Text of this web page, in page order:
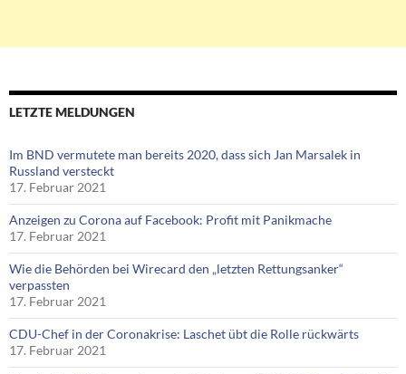
LETZTE MELDUNGEN
Im BND vermutete man bereits 2020, dass sich Jan Marsalek in
Russland versteckt
17. Februar 2021
Anzeigen zu Corona auf Facebook: Profit mit Panikmache
17. Februar 2021
Wie die Behörden bei Wirecard den „letzten Rettungsanker“
verpassten
17. Februar 2021
CDU-Chef in der Coronakrise: Laschet übt die Rolle rückwärts
17. Februar 2021